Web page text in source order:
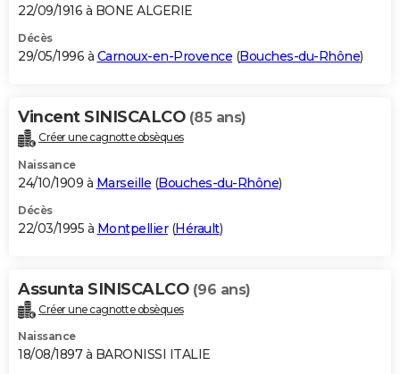
22/09/1916 à BONE ALGERIE
Décès
29/05/1996 à Carnoux-en-Provence (Bouches-du-Rhône)
Vincent SINISCALCO (85 ans)
Créer une cagnotte obsèques
Naissance
24/10/1909 à Marseille (Bouches-du-Rhône)
Décès
22/03/1995 à Montpellier(Hérault)
Assunta SINISCALCO (96 ans)
Créer une cagnotte obsèques
Naissance
18/08/1897 à BARONISSI ITALIE